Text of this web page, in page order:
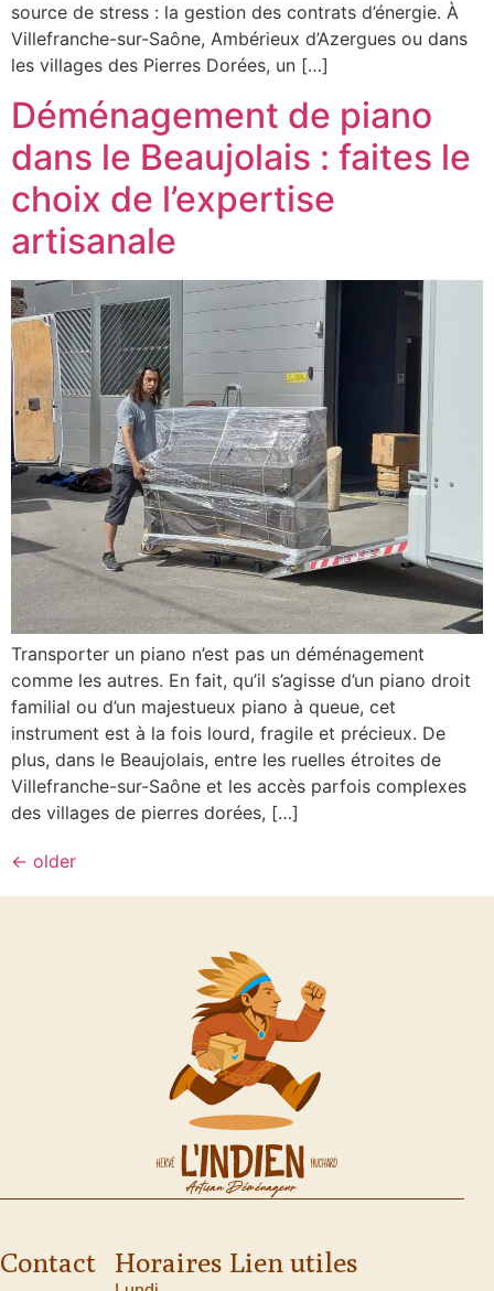
source de stress : la gestion des contrats d’énergie. À
Villefranche-sur-Saône, Ambérieux d’Azergues ou dans
les villages des Pierres Dorées, un […]
Déménagement de piano
dans le Beaujolais : faites le
choix de l’expertise
artisanale
Transporter un piano n’est pas un déménagement
comme les autres. En fait, qu’il s’agisse d’un piano droit
familial ou d’un majestueux piano à queue, cet
instrument est à la fois lourd, fragile et précieux. De
plus, dans le Beaujolais, entre les ruelles étroites de
Villefranche-sur-Saône et les accès parfois complexes
des villages de pierres dorées, […]
← older
Contact Horaires Lien utiles